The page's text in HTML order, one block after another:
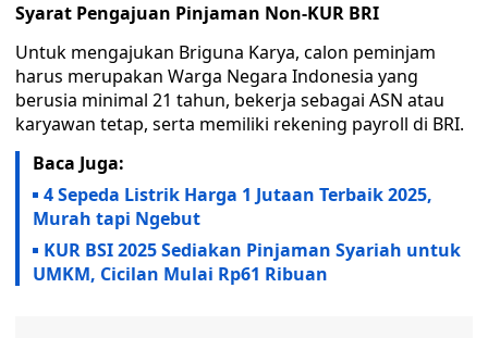
Syarat Pengajuan Pinjaman Non-KUR BRI
Untuk mengajukan Briguna Karya, calon peminjam
harus merupakan Warga Negara Indonesia yang
berusia minimal 21 tahun, bekerja sebagai ASN atau
karyawan tetap, serta memiliki rekening payroll di BRI.
Baca Juga:
4 Sepeda Listrik Harga 1 Jutaan Terbaik 2025,
Murah tapi Ngebut
KUR BSI 2025 Sediakan Pinjaman Syariah untuk
UMKM, Cicilan Mulai Rp61 Ribuan